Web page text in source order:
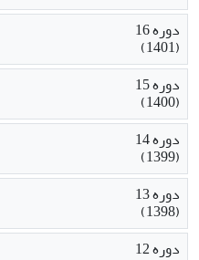
دوره 16
(1401)
دوره 15
(1400)
دوره 14
(1399)
دوره 13
(1398)
دوره 12